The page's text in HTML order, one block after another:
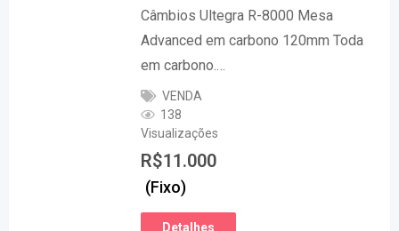
Câmbios Ultegra R-8000 Mesa
Advanced em carbono 120mm Toda
em carbono.…
VENDA
138
Visualizações
R$11.000
(Fixo)
Detalhes